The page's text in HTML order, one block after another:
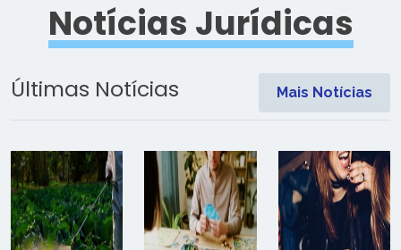
Notícias Jurídicas
Últimas Notícias Mais Notícias